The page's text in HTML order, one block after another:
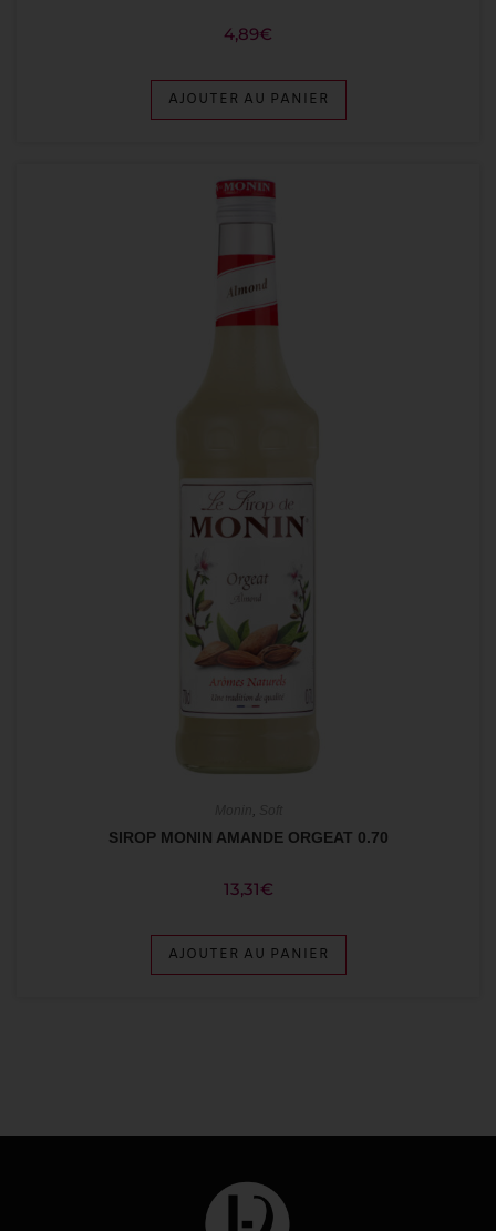
4,89€
AJOUTER AU PANIER
,
SIROP MONIN AMANDE ORGEAT 0.70
13,31€
AJOUTER AU PANIER